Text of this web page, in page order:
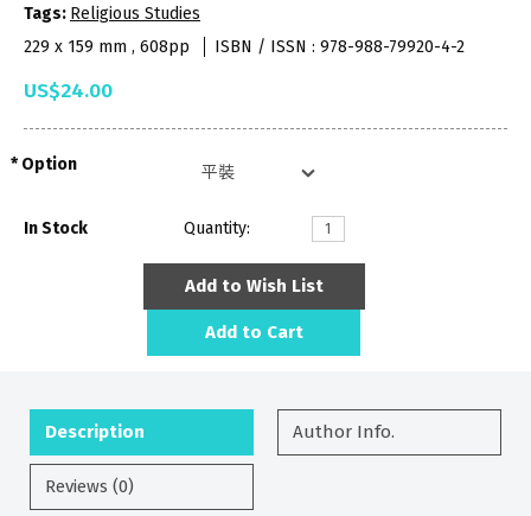
Tags: Religious Studies
229 x 159 mm , 608pp
ISBN / ISSN : 978-988-79920-4-2
US$24.00
Option
In Stock Quantity:
Add to Wish List
Add to Cart
Description Author Info.
Reviews (0)